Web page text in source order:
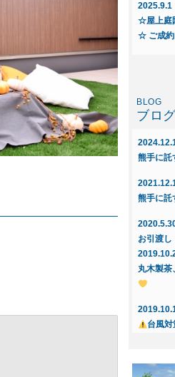
2025.9.1
☆屋上庭
☆ ご成約
2025.6.16
型・売
ご紹介～
◇◆新規
根 ご紹
☆屋上庭
☆ ご成約
2025.5.8
☆インフ
ブロ
熊手に託
熊手に託
お引渡し
丸木製茶
台風対
忘れもの